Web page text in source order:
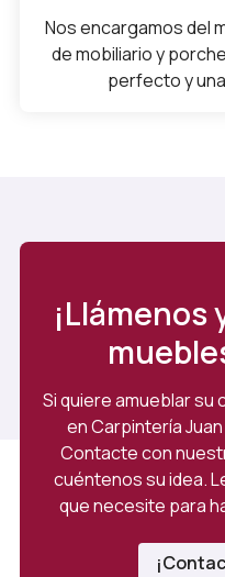
Nos encargamos del
de mobiliario y
perfecto y
¡Llámenos
Si quiere amueblar su
en Carpintería
Contacte con
cuéntenos su idea.
que necesite para